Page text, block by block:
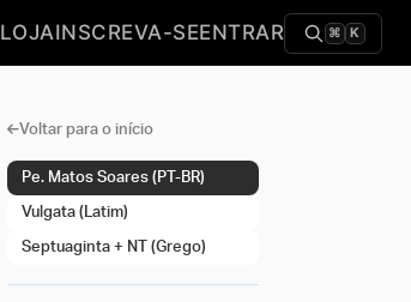
LOJAINSCREVA-SEENTRAR ⌘ K
Voltar para o início
Pe. Matos Soares (PT-BR)
Vulgata (Latim)
Septuaginta + NT (Grego)